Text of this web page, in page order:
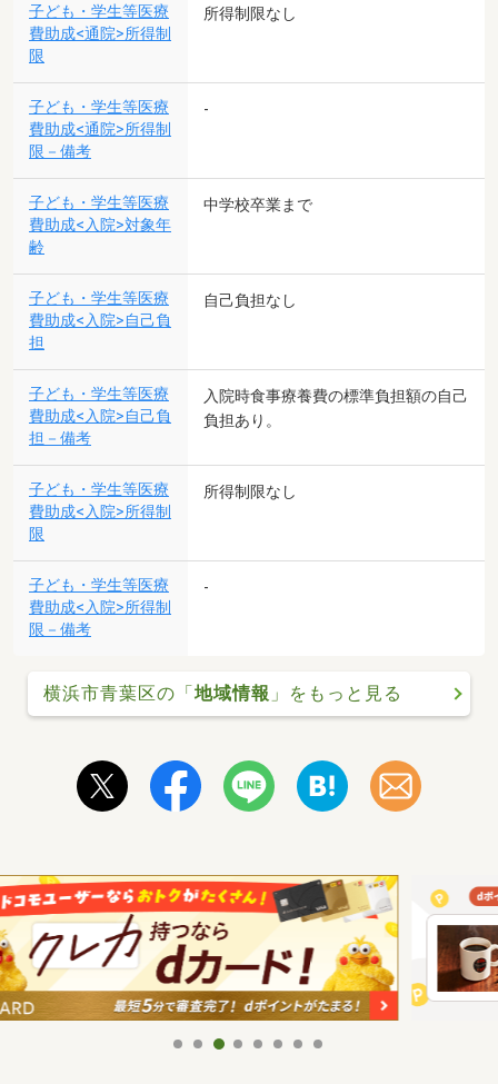
子ども・学生等医療
費助成<通院>所得制
限
所得制限なし
子ども・学生等医療
費助成<通院>所得制
限－備考
-
子ども・学生等医療
費助成<入院>対象年
齢
中学校卒業まで
子ども・学生等医療
費助成<入院>自己負
担
自己負担なし
子ども・学生等医療
費助成<入院>自己負
担－備考
入院時食事療養費の標準負担額の自己
負担あり。
子ども・学生等医療
費助成<入院>所得制
限
所得制限なし
子ども・学生等医療
費助成<入院>所得制
限－備考
-
横浜市青葉区の「地域情報 」をもっと見る